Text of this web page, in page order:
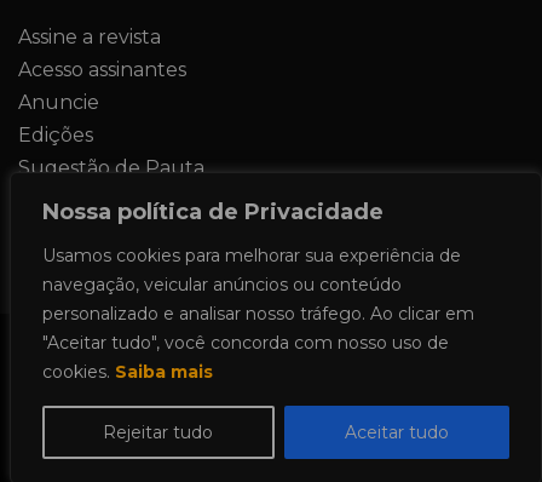
Nossa política de Privacidade
Usamos cookies para melhorar sua experiência de
navegação, veicular anúncios ou conteúdo
personalizado e analisar nosso tráfego. Ao clicar em
"Aceitar tudo", você concorda com nosso uso de
cookies. Saiba mais
Rejeitar tudo Aceitar tudo
Assine a revista
Acesso assinantes
Anuncie
Edições
Sugestão de Pauta
Contato
Todos os direitos reservados 2024.
Allure News by
Candid Themes.